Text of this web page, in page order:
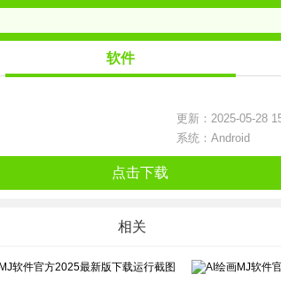
软件
更新：2025-05-28
系统：Android
点击下载
相关